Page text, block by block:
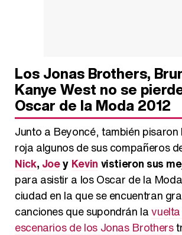
Los Jonas Brothers,
Kanye West no se
Oscar de la Moda 2012
Junto a Beyoncé, también
roja algunos de sus compañeros
Nick, Joey Kevin vistieron sus
para asistir a los Oscar de la
ciudad en la que se encuentran
canciones que supondrán la
escenarios de los Jonas Brothers